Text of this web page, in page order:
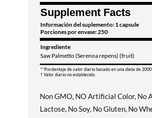
Supplement Facts
Información del suplemento: 1 capsule
Porciones por envase: 250
Ingrediente
Saw Palmetto (Serenoa repens) (fruit)
**Pordentaje de valor diario basado en una dieta de
† Valor diario no establecido.
Non GMO, NO Artificial Color, No
Lactose, No Soy, No Gluten, No